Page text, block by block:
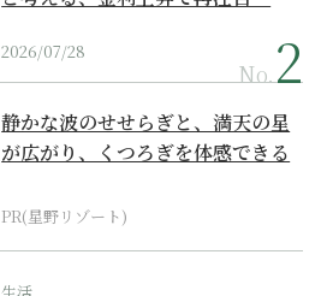
2026/07/28
No.
静かな波のせせらぎと、満天の星
が広がり、くつろぎを体感できる
PR(星野リゾート)
生活